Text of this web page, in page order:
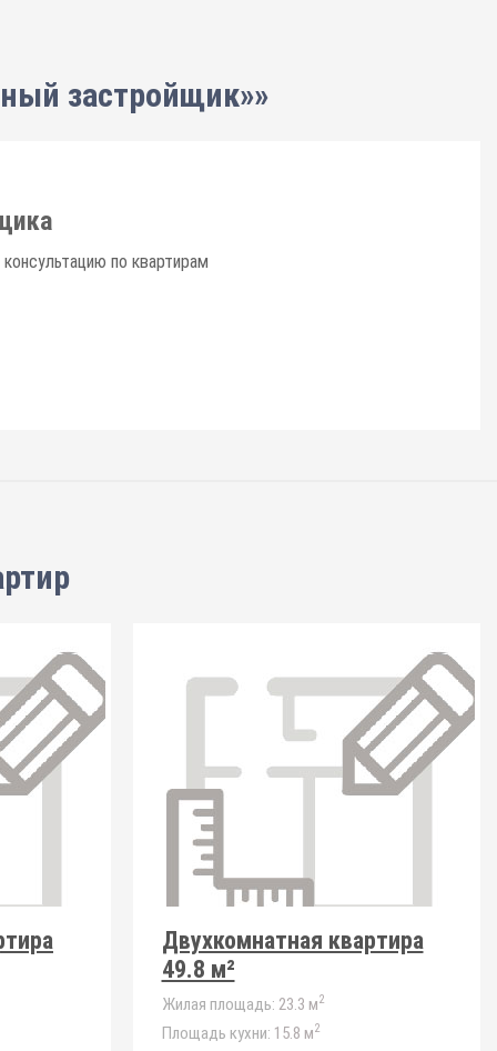
застройщик»»
по квартирам
Двухкомнатная квартира
49.8 м²
Жилая площадь: 23.3 м2
Площадь кухни: 15.8 м2